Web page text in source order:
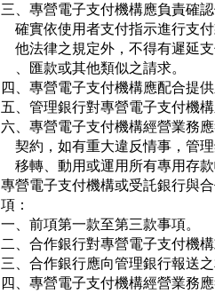
三、專營電子支付機構應負責確
確實依使用者支付指示進行支
他法律之規定外，不得有遲延
    、匯款或其他類似之請求。
四、專營電子支付機構應配合提
五、管理銀行對專營電子支付機構
六、專營電子支付機構經營業務
契約，如有重大違反情事，管
移轉、動用或運用所有專用存
專營電子支付機構或受託銀行與
項：
一、前項第一款至第三款事項。
二、合作銀行對專營電子支付機
三、合作銀行應向管理銀行報送之
四、專營電子支付機構經營業務